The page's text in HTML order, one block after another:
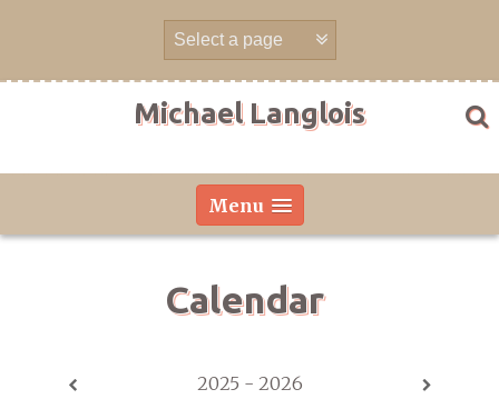
Michael Langlois
Menu
Calendar
2025 - 2026